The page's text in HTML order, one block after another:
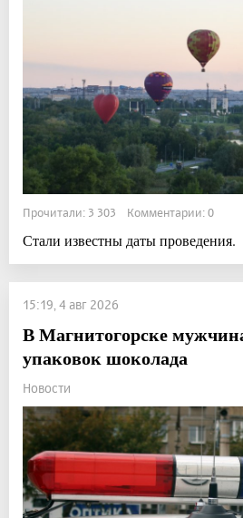
Прочитали: 3 303 Комментарии: 0
Стали известны даты проведения.
15:19, 4 авг 2026
В Магнитогорске
упаковок шоколада
Новости